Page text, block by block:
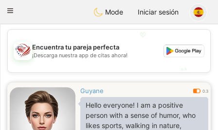
StatesDating
Toggle
Mode Iniciar sesión
💖
💕
Encuentra tu pareja perfecta
¡Descarga nuestra app de citas ahora!
Guyane 0.3
Hello everyone! I am a positive
person with a sense of humor, who
likes sports, walking in nature,